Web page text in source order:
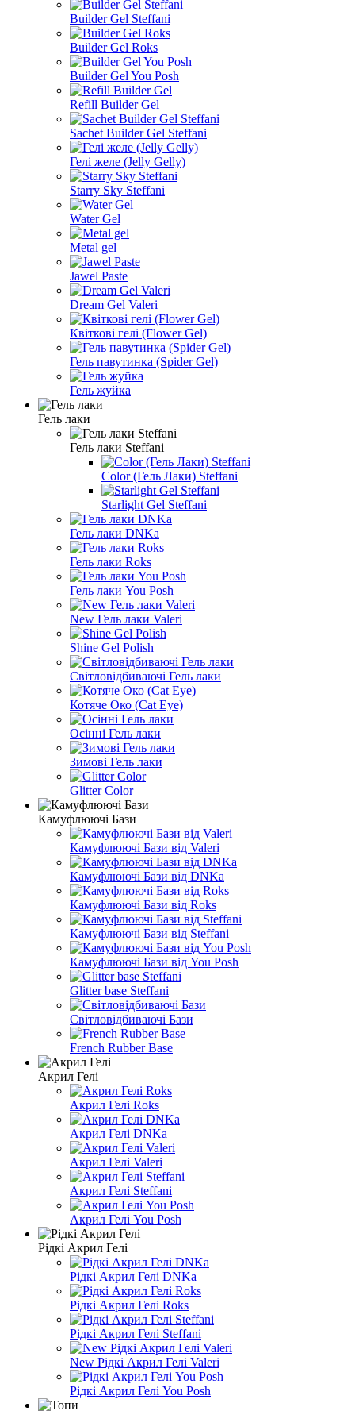
Builder Gel Steffani
Builder Gel Roks
Builder Gel You Posh
Refill Builder Gel
Sachet Builder Gel Steffani
Гелі желе (Jelly Gelly)
Starry Sky Steffani
Water Gel
Metal gel
Jawel Paste
Dream Gel Valeri
Квіткові гелі (Flower Gel)
Гель павутинка (Spider Gel)
Гель жуйка
Гель лаки
Гель лаки Steffani
Color (Гель Лаки) Steffani
Starlight Gel Steffani
Гель лаки DNKa
Гель лаки Roks
Гель лаки You Posh
New Гель лаки Valeri
Shine Gel Polish
Світловідбиваючі Гель лаки
Котяче Око (Cat Eye)
Осінні Гель лаки
Зимові Гель лаки
Glitter Color
Камуфлюючі Бази
Камуфлюючі Бази від Valeri
Камуфлюючі Бази від DNKa
Камуфлюючі Бази від Roks
Камуфлюючі Бази від Steffani
Камуфлюючі Бази від You Posh
Glitter base Steffani
Світловідбиваючі Бази
French Rubber Base
Акрил Гелі
Акрил Гелі Roks
Акрил Гелі DNKa
Акрил Гелі Valeri
Акрил Гелі Steffani
Акрил Гелі You Posh
Рідкі Акрил Гелі
Рідкі Акрил Гелі DNKa
Рідкі Акрил Гелі Roks
Рідкі Акрил Гелі Steffani
New Рідкі Акрил Гелі Valeri
Рідкі Акрил Гелі You Posh